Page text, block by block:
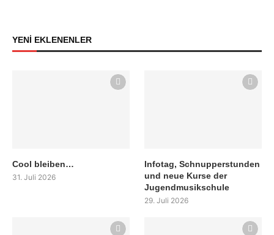
YENİ EKLENENLER
Cool bleiben…
31. Juli 2026
Infotag, Schnupperstunden
und neue Kurse der
Jugendmusikschule
29. Juli 2026